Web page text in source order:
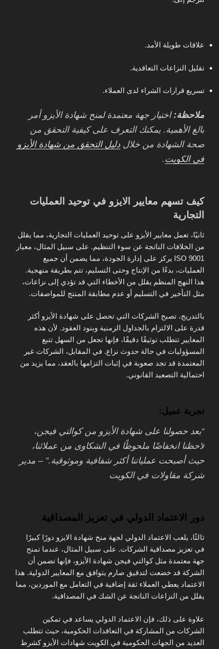
علاقات طويلة الأمد.
تقليل النزاعات التعاقدية.
تسريع قرارات الشراء لدى العملاء.
ملاحظة: اختيار جهة معتمدة لمنح شهادة الأيزو أمر
بالغ الأهمية. يمكنك التعرف على كيفية التحقق من
صحة الشهادة من خلال دليل التحقق من شهادة الأيزو
في الكويت .
كيف تسهم معايير الايزو في توحيد العمليات
التجارية
ثانيًا، تعمل معايير الأيزو على توحيد العمليات التجارية، مما يقلل
من الخلافات الناتجة عن سوء التنظيم. على سبيل المثال، معيار
ISO 9001 يركز على إدارة الجودة، مما يضمن أن جميع
العمليات، بدءًا من الإنتاج وحتى التسليم، تتم بطريقة منهجية.
هذا النهج المنظم يقلل من الأخطاء التي قد تؤدي إلى نزاعات،
مثل التأخير في التسليم أو عدم مطابقة المنتج للمواصفات.
بالتدريج، تصبح الشركات التي تحصل على شهادة الأيزو أكثر
قدرة على الالتزام بالجداول الزمنية وبنود العقود. لأن هذه
المعايير تتطلب توثيقًا دقيقًا، فإنها تجعل من السهل تتبع
المسؤوليات في حالة حدوث نزاع. في المقابل، الشركات غير
المعتمدة قد تجد صعوبة في إثبات التزامها بالعقد، مما يزيد من
احتمالية التصعيد القانوني.
تجربة عميل:
“بعد حصولنا على شهادة الأيزو من كوالتي فيجن،
لاحظنا انخفاضًا ملحوظًا في الشكاوى من عملائنا،
حيث أصبحت عملياتنا أكثر شفافية وموثوقية.” – مدير
شركة مقاولات في الكويت
دور الاعتماد الدولي في تعزيز المصداقية
ثالثًا، يلعب الاعتماد الدولي لجهة منح شهادة الايزو دورًا كبيرًا
في تعزيز مصداقية الشركات. على سبيل المثال، عندما تمنح
جهة معتمدة مثل كوالتي فيجن شهادة الأيزو، فإنها تضمن أن
الشركة قد خضعت لتدقيق صارم يتوافق مع المعايير الدولية. هذا
الاعتماد يعطي العملاء ثقة إضافية في التعامل مع الموردين، مما
يقلل من النزاعات الناتجة عن الشك في المصداقية.
علاوة على ذلك، فإن الاعتماد الدولي يساعد في تمكين
الشركات من المشاركة في التعاقدات الحكومية، حيث تتطلب
العديد من الجهات الحكومية في الكويت شهادات الأيزو كشرط